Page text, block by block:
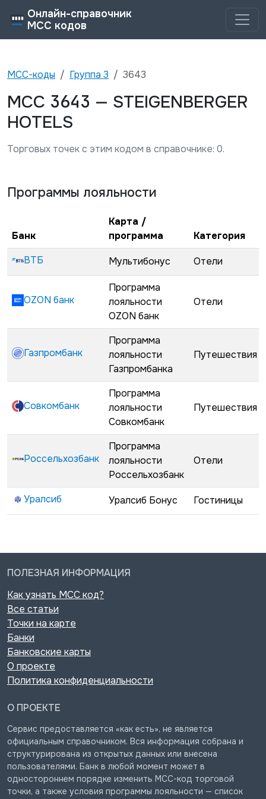
Онлайн-справочник
MCC кодов
MCC-коды Группа 3 3643
MCC 3643 — STEIGENBERGER
HOTELS
Торговых точек с этим кодом в справочнике: 0.
Программы лояльности
Банк
Карта /
программа
Категория
ВТБ
Мультибонус Отели
OZON банк
Программа
лояльности
OZON банк
Отели
Газпромбанк
Программа
лояльности
Газпромбанка
Путешествия
Совкомбанк
Программа
лояльности
Совкомбанк
Путешествия
Россельхозбанк
Программа
лояльности
Россельхозбанк
Отели
Уралсиб Уралсиб Бонус Гостиницы
ПОЛЕЗНАЯ ИНФОРМАЦИЯ
Как узнать MCC код?
Все статьи
Точки на карте
Банки
Банковские карты
О проекте
Политика конфиденциальности
О ПРОЕКТЕ
Сервис предоставляется «как есть», не является
официальным справочником. Вся информация собрана и
структурирована из открытых данных или внесена
пользователями. Банк в любой момент может в
одностороннем порядке изменить MCC-код торговой
точки, а также условия программы лояльности — список